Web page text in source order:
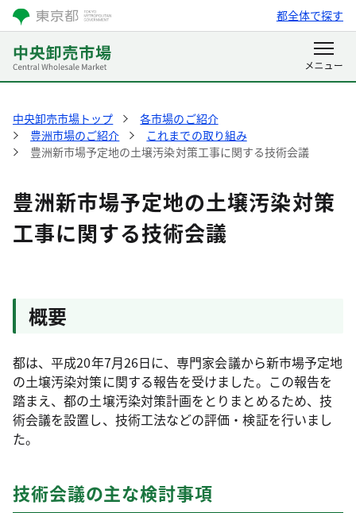
都全体で探す
中央卸売市場トップ
各市場のご紹介
豊洲市場のご紹介
これまでの取り組み
豊洲新市場予定地の土壌汚染対策工事に関する技術会議
豊洲新市場予定地の土壌汚染対策
工事に関する技術会議
概要
都は、平成20年7月26日に、専門家会議から新市場予定地
の土壌汚染対策に関する報告を受けました。この報告を
踏まえ、都の土壌汚染対策計画をとりまとめるため、技
術会議を設置し、技術工法などの評価・検証を行いまし
た。
技術会議の主な検討事項